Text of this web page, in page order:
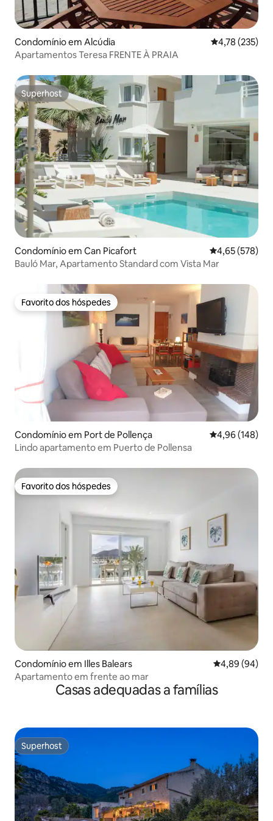
Condomínio em Alcúdia Classificação
4,78 (235)
Apartamentos Teresa FRENTE À PRAIA
Superhost
Superhost
Condomínio em Can Picafort Classificação
4,65 (578)
Bauló Mar, Apartamento Standard com Vista Mar
Favorito dos hóspedes
Favorito dos hóspedes
Condomínio em Port de Pollença Classificação
4,96 (148)
Lindo apartamento em Puerto de Pollensa
Favorito dos hóspedes
Favorito dos hóspedes
Condomínio em Illes Balears Classificação
4,89 (94)
Apartamento em frente ao mar
Casas adequadas a famílias
Superhost
Superhost